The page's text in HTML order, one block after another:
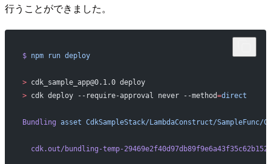
行うことができました。
$ npm run deploy
> cdk_sample_app@0.1.0 deploy
> cdk deploy --require-approval never --method=direct
Bundling asset CdkSampleStack/LambdaConstruct/SampleFunc/
cdk.out/bundling-temp-